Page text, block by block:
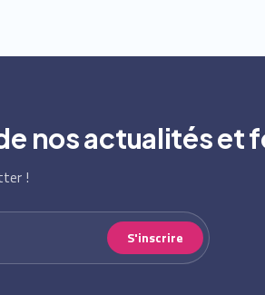
nos actualités et
!
S'inscrire